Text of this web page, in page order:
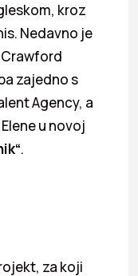
kroz
Nedavno je
zajedno s
Agency, a
u novoj
.
za koji